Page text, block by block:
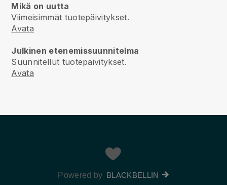
Mikä on uutta
Viimeisimmät tuotepäivitykset.
Avata
Julkinen etenemissuunnitelma
Suunnitellut tuotepäivitykset.
Avata
Powered by BLACKBELLIN